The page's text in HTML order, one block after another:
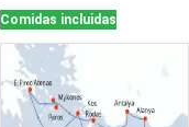
Comidas incluidas